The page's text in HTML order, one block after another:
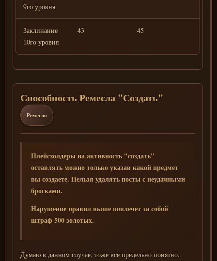
9го уровня
Заклинание
10го уровня
43 45
Способность Ремесла "Создать"
Ремесло
Плейсхолдеры на активность "создать"
оставлять можно только указав какой предмет
вы создаете. Нельзя удалять посты с неудачными
бросками.
Нарушение правил выше повлечет за собой
штраф 500 золотых.
Думаю в данном случае, тоже все предельно понятно.